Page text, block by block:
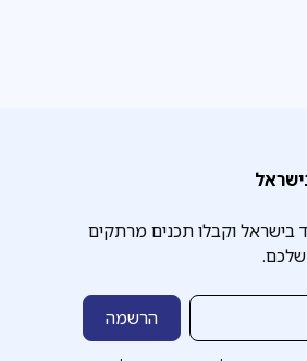
וקבלו תכנים מרתקים
שלכם.